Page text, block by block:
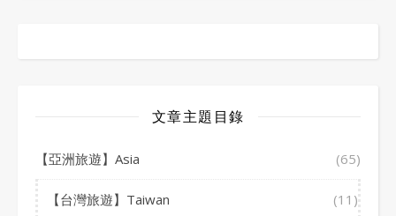
文章主題目錄
【亞洲旅遊】Asia (65)
【台灣旅遊】Taiwan (11)